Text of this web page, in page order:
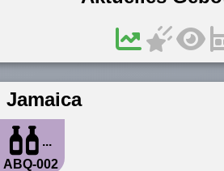
Jamaica
...
ABQ-002